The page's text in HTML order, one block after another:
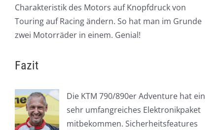
Charakteristik des Motors auf Knopfdruck von
Touring auf Racing ändern. So hat man im Grunde
zwei Motorräder in einem. Genial!
Fazit
Die KTM 790/890er Adventure hat ein
sehr umfangreiches Elektronikpaket
mitbekommen. Sicherheitsfeatures